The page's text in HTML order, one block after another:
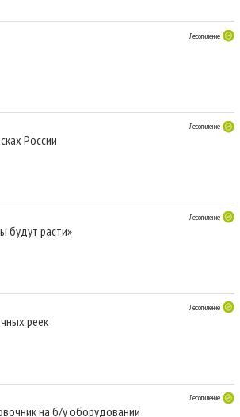
Лесопиление
Лесопиление
России
Лесопиление
будут расти»
Лесопиление
реек
Лесопиление
на б/у оборудовании